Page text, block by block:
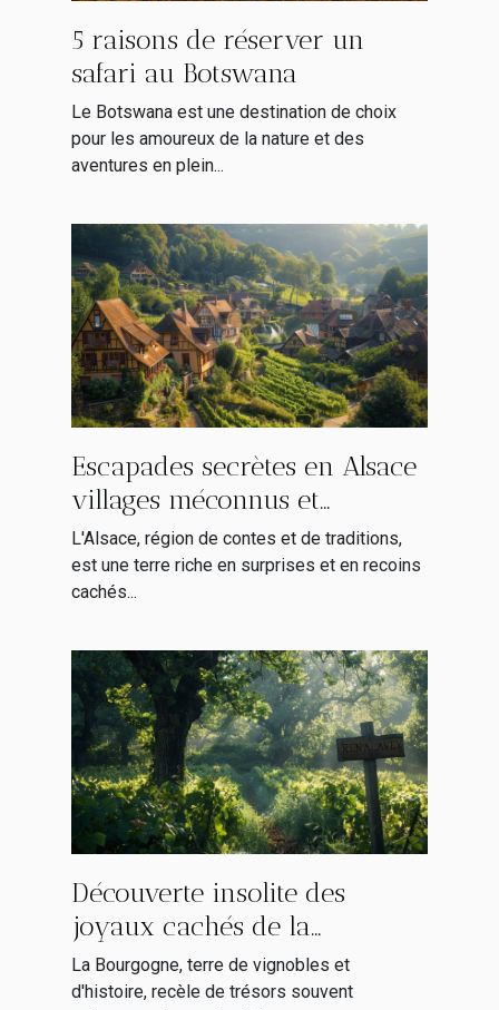
5 raisons de réserver un
safari au Botswana
Le Botswana est une destination de choix
pour les amoureux de la nature et des
aventures en plein...
Escapades secrètes en Alsace
villages méconnus et
itinéraires alternatifs
L'Alsace, région de contes et de traditions,
est une terre riche en surprises et en recoins
cachés...
Découverte insolite des
joyaux cachés de la
Bourgogne stratégies SEO
pour explorer hors des
La Bourgogne, terre de vignobles et
d'histoire, recèle de trésors souvent